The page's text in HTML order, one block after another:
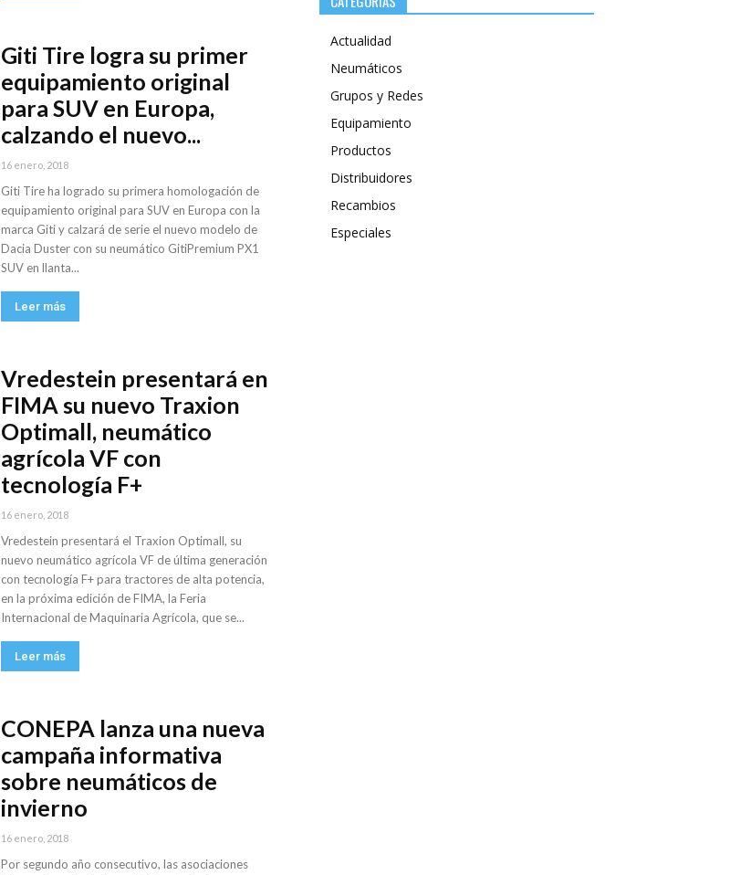
Giti Tire logra su primer
equipamiento original
para SUV en Europa,
calzando el nuevo...
16 enero, 2018
Giti Tire ha logrado su primera homologación de
equipamiento original para SUV en Europa con la
marca Giti y calzará de serie el nuevo modelo de
Dacia Duster con su neumático GitiPremium PX1
SUV en llanta...
Leer más
Vredestein presentará en
FIMA su nuevo Traxion
Optimall, neumático
agrícola VF con
tecnología F+
16 enero, 2018
Vredestein presentará el Traxion Optimall, su
nuevo neumático agrícola VF de última generación
con tecnología F+ para tractores de alta potencia,
en la próxima edición de FIMA, la Feria
Internacional de Maquinaria Agrícola, que se...
Leer más
CONEPA lanza una nueva
campaña informativa
sobre neumáticos de
invierno
16 enero, 2018
Por segundo año consecutivo, las asociaciones
Actualidad
Neumáticos
Grupos y Redes
Equipamiento
Productos
Distribuidores
Recambios
Especiales